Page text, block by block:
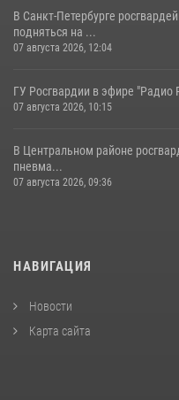
В Санкт-Петербурге
подняться на ...
07 августа 2026, 12:04
ГУ Росгвардии в эфире "Радио
07 августа 2026, 10:15
В Центральном районе
пневма...
07 августа 2026, 09:36
НАВИГАЦИЯ
Новости
Карта сайта